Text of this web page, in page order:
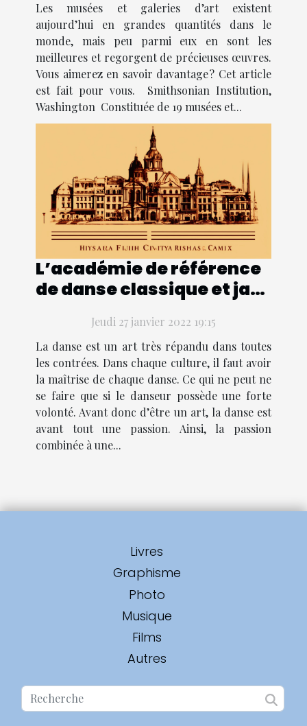
Les musées et galeries d’art existent
aujourd’hui en grandes quantités dans le
monde, mais peu parmi eux en sont les
meilleures et regorgent de précieuses œuvres.
Vous aimerez en savoir davantage ? Cet article
est fait pour vous. Smithsonian Institution,
Washington Constituée de 19 musées et...
L’académie de référence
de danse classique et jazz
Jeudi 27 janvier 2022 19:15
La danse est un art très répandu dans toutes
les contrées. Dans chaque culture, il faut avoir
la maîtrise de chaque danse. Ce qui ne peut ne
se faire que si le danseur possède une forte
volonté. Avant donc d’être un art, la danse est
avant tout une passion. Ainsi, la passion
combinée à une...
Livres
Graphisme
Photo
Musique
Films
Autres